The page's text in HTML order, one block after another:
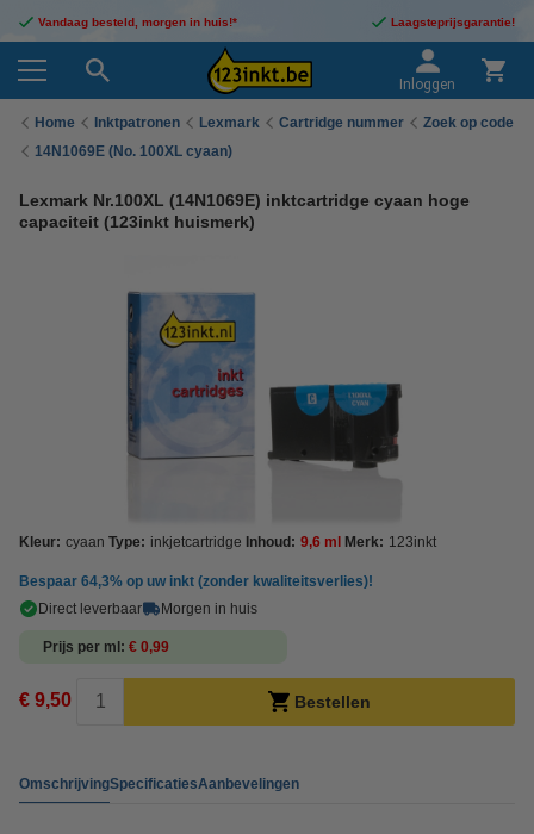
Vandaag besteld, morgen in huis!* Laagsteprijsgarantie!
Inloggen
Home Inktpatronen Lexmark Cartridge nummer
Zoek op code
14N1069E (No. 100XL cyaan)
Lexmark Nr.100XL (14N1069E) inktcartridge cyaan hoge
capaciteit (123inkt huismerk)
Kleur: cyaan Type: inkjetcartridge Inhoud: 9,6 ml Merk: 123inkt
Bespaar 64,3% op uw inkt (zonder kwaliteitsverlies)!
Direct leverbaar
Morgen in huis
Prijs per ml € 0,99
€ 9,50 Bestellen
OmschrijvingSpecificatiesAanbevelingen